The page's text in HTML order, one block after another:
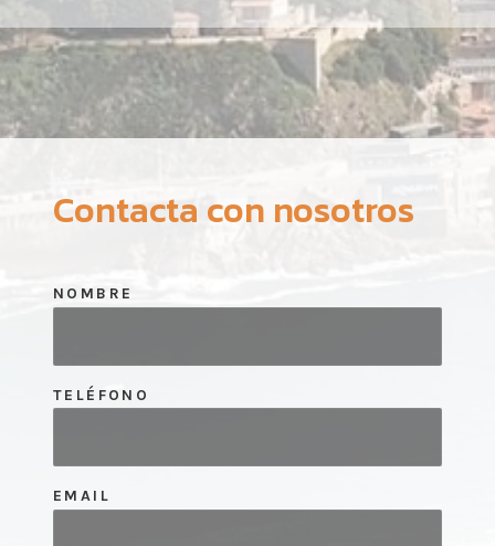
Contacta con nosotros
NOMBRE
TELÉFONO
EMAIL